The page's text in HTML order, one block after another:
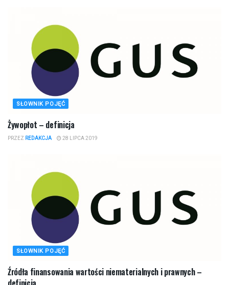
SŁOWNIK POJĘĆ
Żywopłot – definicja
PRZEZ REDAKCJA 28 LIPCA 2019
SŁOWNIK POJĘĆ
Źródła finansowania wartości niematerialnych i prawnych –